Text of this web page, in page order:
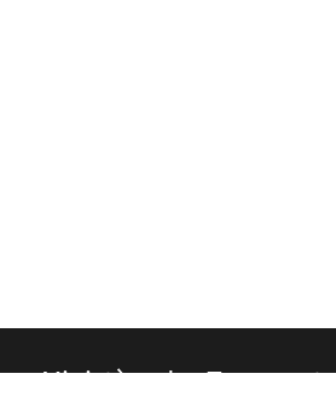
Ministère des Transports